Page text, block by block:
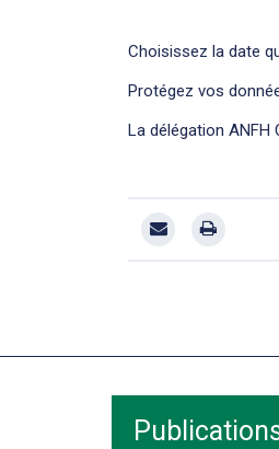
Choisissez la date
Protégez vos
La délégation